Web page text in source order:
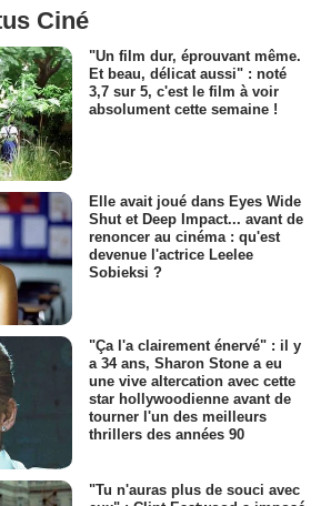
Ciné
"Un film dur, éprouvant même.
Et beau, délicat aussi" : noté
3,7 sur 5, c'est le film à voir
absolument cette semaine !
Elle avait joué dans Eyes Wide
Shut et Deep Impact... avant de
renoncer au cinéma : qu'est
devenue l'actrice Leelee
Sobieksi ?
"Ça l'a clairement énervé" : il y
a 34 ans, Sharon Stone a eu
une vive altercation avec cette
star hollywoodienne avant de
tourner l'un des meilleurs
thrillers des années 90
"Tu n'auras plus de souci avec